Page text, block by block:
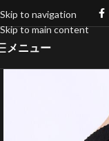
Skip to navigation
Skip to main content
メニュー